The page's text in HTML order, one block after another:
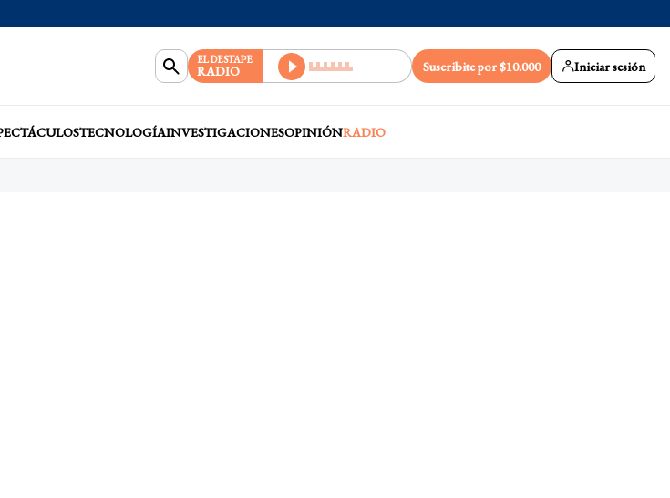
EL DESTAPE
RADIO Suscribite por $10.000 Iniciar sesión
TECNOLOGÍAINVESTIGACIONESOPINIÓNRADIO